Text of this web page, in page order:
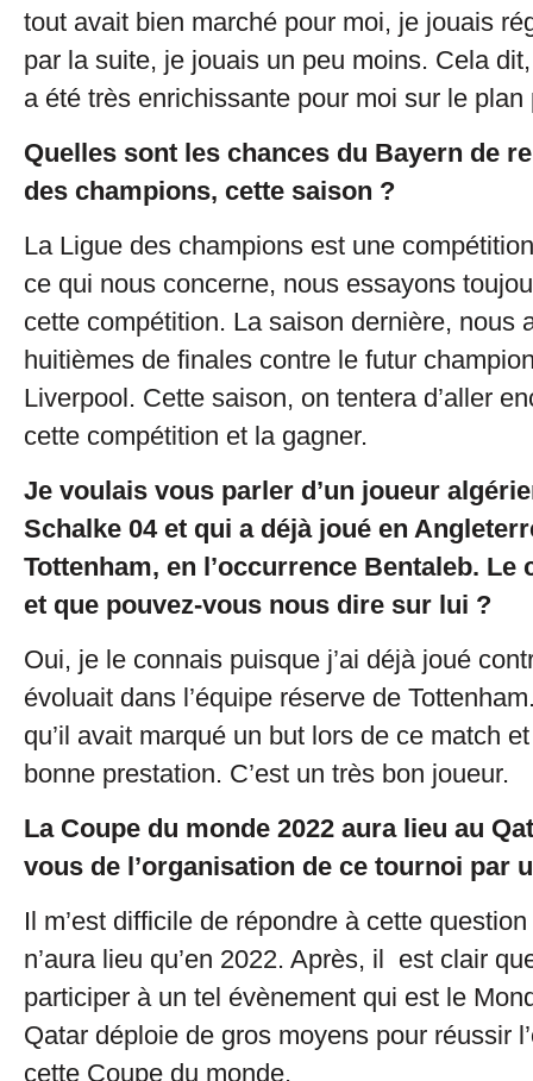
tout avait bien marché pour moi, je jouais
par la suite, je jouais un peu moins. Cela
a été très enrichissante pour moi sur le plan
Quelles sont les chances du Bayern de
des champions, cette saison ?
La Ligue des champions est une
ce qui nous concerne, nous essayons
cette compétition. La saison dernière, nous
huitièmes de finales contre le futur
Liverpool. Cette saison, on tentera d’aller
cette compétition et la gagner.
Je voulais vous parler d’un joueur
Schalke 04 et qui a déjà joué en
Tottenham, en l’occurrence Bentaleb. Le
et que pouvez-vous nous dire sur lui ?
Oui, je le connais puisque j’ai déjà joué
évoluait dans l’équipe réserve de
qu’il avait marqué un but lors de ce match
bonne prestation. C’est un très bon joueur.
La Coupe du monde 2022 aura lieu au
vous de l’organisation de ce tournoi par
Il m’est difficile de répondre à cette
n’aura lieu qu’en 2022. Après, il est clair
participer à un tel évènement qui est le
Qatar déploie de gros moyens pour réussir
cette Coupe du monde.